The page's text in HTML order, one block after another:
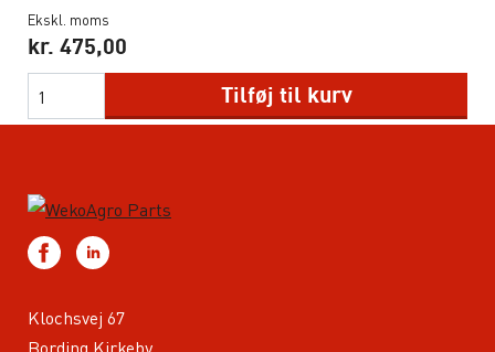
Ekskl. moms
kr. 475,00
Tilføj til kurv
Klochsvej 67
Bording Kirkeby